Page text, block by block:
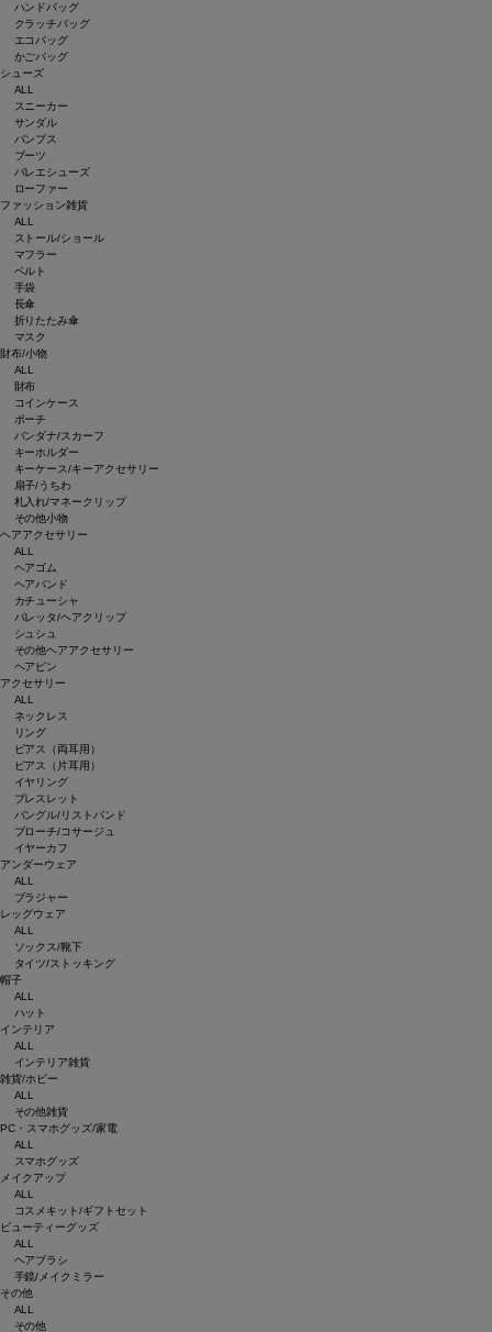
ハンドバッグ
クラッチバッグ
エコバッグ
かごバッグ
シューズ
ALL
スニーカー
サンダル
パンプス
ブーツ
バレエシューズ
ローファー
ファッション雑貨
ALL
ストール/ショール
マフラー
ベルト
手袋
長傘
折りたたみ傘
マスク
財布/小物
ALL
財布
コインケース
ポーチ
バンダナ/スカーフ
キーホルダー
キーケース/キーアクセサリー
扇子/うちわ
札入れ/マネークリップ
その他小物
ヘアアクセサリー
ALL
ヘアゴム
ヘアバンド
カチューシャ
バレッタ/ヘアクリップ
シュシュ
その他ヘアアクセサリー
ヘアピン
アクセサリー
ALL
ネックレス
リング
ピアス（両耳用）
ピアス（片耳用）
イヤリング
ブレスレット
バングル/リストバンド
ブローチ/コサージュ
イヤーカフ
アンダーウェア
ALL
ブラジャー
レッグウェア
ALL
ソックス/靴下
タイツ/ストッキング
帽子
ALL
ハット
インテリア
ALL
インテリア雑貨
雑貨/ホビー
ALL
その他雑貨
PC・スマホグッズ/家電
ALL
スマホグッズ
メイクアップ
ALL
コスメキット/ギフトセット
ビューティーグッズ
ALL
ヘアブラシ
手鏡/メイクミラー
その他
ALL
その他